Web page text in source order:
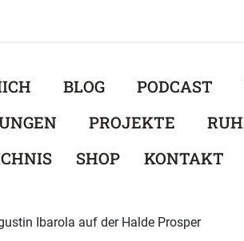
BLOG PODCAST
PROJEKTE
SHOP KONTAKT